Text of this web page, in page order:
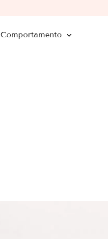
Comportamento